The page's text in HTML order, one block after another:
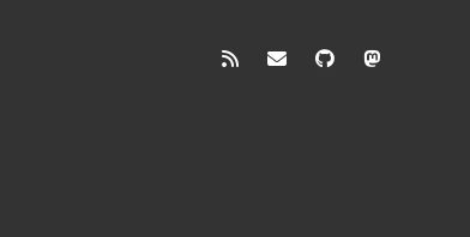
discuss@lists.unhb.de
githubmastodon